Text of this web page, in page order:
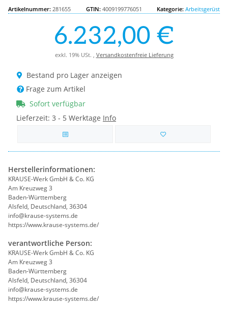
Artikelnummer: 281655 GTIN: 4009199776051 Kategorie: Arbeitsgerüst
6.232,00 €
exkl. 19% USt. , Versandkostenfreie Lieferung
Bestand pro Lager anzeigen
Frage zum Artikel
Sofort verfügbar
Lieferzeit: 3 - 5 Werktage Info
Herstellerinformationen:
KRAUSE-Werk GmbH & Co. KG
Am Kreuzweg 3
Baden-Württemberg
Alsfeld, Deutschland, 36304
info@krause-systems.de
https://www.krause-systems.de/
verantwortliche Person:
KRAUSE-Werk GmbH & Co. KG
Am Kreuzweg 3
Baden-Württemberg
Alsfeld, Deutschland, 36304
info@krause-systems.de
https://www.krause-systems.de/